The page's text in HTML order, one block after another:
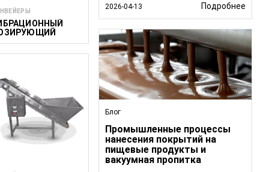
широкий
пищевой отрасли.
и бесперебойное
2026-04-13
Подробнее
Блог
Промышленные процессы
нанесения покрытий на
пищевые продукты и
вакуумная пропитка